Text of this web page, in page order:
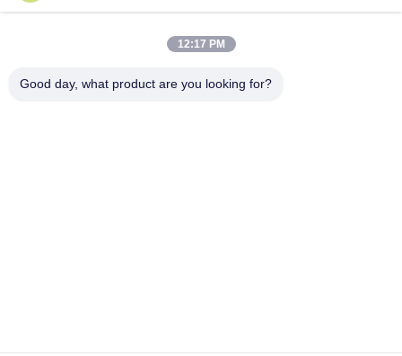
VIVI DENTAI
LABORATORY
12:17 PM
Good day, what product are you looking for?